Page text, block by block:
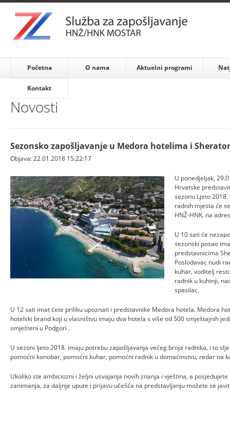
Početna O nama Aktuelni programi
Kontakt
Novosti
Sezonsko zapošljavanje u Medora hotelima i
Objava: 22.01.2018 15:22:17
U ponedjeljak,
Hrvatske
sezonu Ljeto
radnih mjesta će
HNŽ-HNK, na
U 10 sati će
sezonski posao
predstavnicima
Poslodavac nudi
kuhar, voditelj
radnik u kuhinji,
spasilac.
U 12 sati imat ćete priliku upoznati i predstavnike Medora hotela. Medora
hotelski brand koji u vlasništvu imaju dva hotela s više od 500 smještajnih
smješteni u Podgori .
U sezoni ljeto 2018. imaju potrebu zapošljavanja većeg broja radnika, i to
pomoćni konobar, pomoćni kuhar, pomoćni radnik u domaćinstvu, redar na
Ukoliko ste ambiciozni i željni usvajanja novih znanja i vještina, a
zanimanja, za daljnje upute i prijavu učešća na predstavljanju možete se